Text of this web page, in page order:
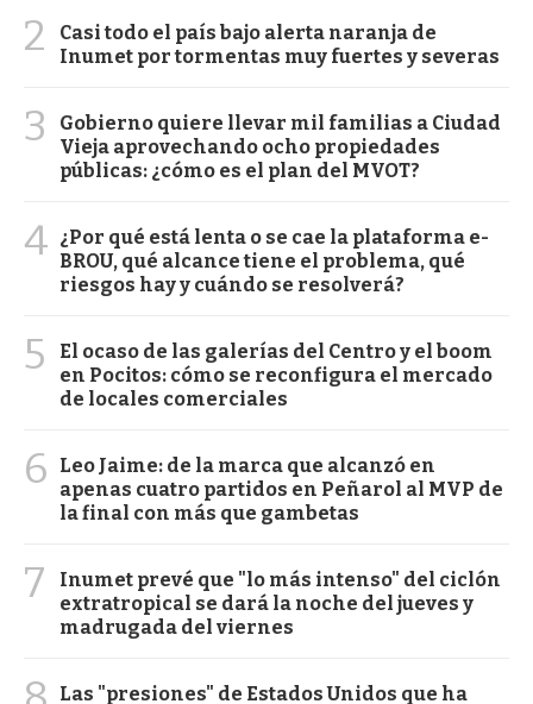
2
Casi todo el país bajo alerta naranja de
Inumet por tormentas muy fuertes y severas
3
Gobierno quiere llevar mil familias a Ciudad
Vieja aprovechando ocho propiedades
públicas: ¿cómo es el plan del MVOT?
4 ¿Por qué está lenta o se cae la plataforma e-
BROU, qué alcance tiene el problema, qué
riesgos hay y cuándo se resolverá?
5
El ocaso de las galerías del Centro y el boom
en Pocitos: cómo se reconfigura el mercado
de locales comerciales
6
Leo Jaime: de la marca que alcanzó en
apenas cuatro partidos en Peñarol al MVP de
la final con más que gambetas
7
Inumet prevé que "lo más intenso" del ciclón
extratropical se dará la noche del jueves y
madrugada del viernes
Las "presiones" de Estados Unidos que ha